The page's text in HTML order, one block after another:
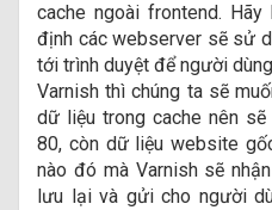
cache ngoài frontend.
định các webserver sẽ sử
tới trình duyệt để người
Varnish thì chúng ta sẽ
dữ liệu trong cache nên
80, còn dữ liệu website
nào đó mà Varnish sẽ
lưu lại và gửi cho người